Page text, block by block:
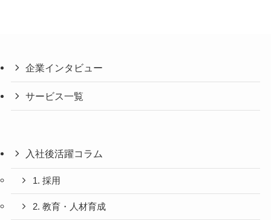
企業インタビュー
サービス一覧
入社後活躍コラム
1. 採用
2. 教育・人材育成